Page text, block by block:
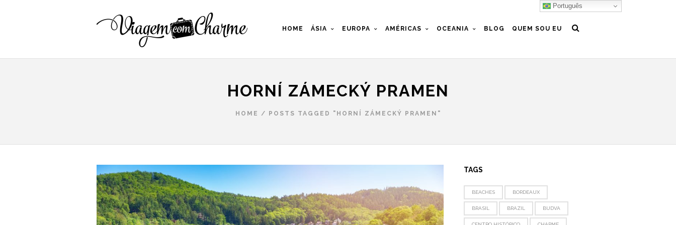
HOME ÁSIA EUROPA AMÉRICAS OCEANIA BLOG QUEM SOU EU
HORNÍ ZÁMECKÝ PRAMEN
HOME / POSTS TAGGED "HORNÍ ZÁMECKÝ PRAMEN"
TAGS
BEACHES BORDEAUX
BRASIL BRAZIL BUDVA
Português